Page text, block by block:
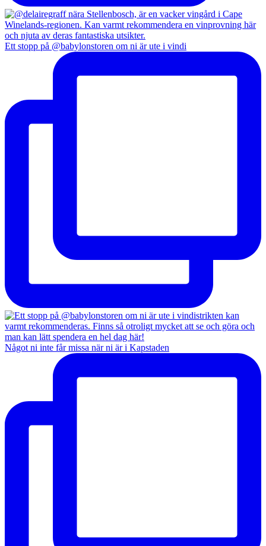
Ett stopp på @babylonstoren om ni är ute i vindi
Något ni inte får missa när ni är i Kapstaden